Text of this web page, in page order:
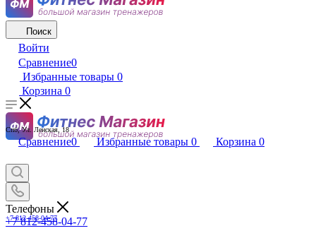
Поиск
Войти
Сравнение0
Избранные товары 0
Корзина 0
Спб, Ул. Ленская, 18
Сравнение0 Избранные товары 0 Корзина 0
+7 812-458-04-77
Телефоны
+7 812-458-04-77